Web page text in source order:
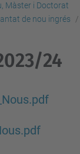
Màster i Doctorat
de nou ingrés
24